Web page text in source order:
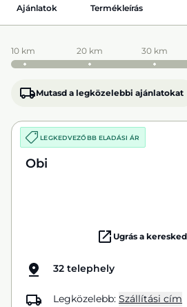
Ajánlatok Termékleírás
10 km 20 km 30 km
Mutasd a legközelebbi ajánlatokat
LEGKEDVEZŐBB ELADÁSI ÁR
Obi
Ugrás a
32 telephely
Legközelebb: Szállítási cím